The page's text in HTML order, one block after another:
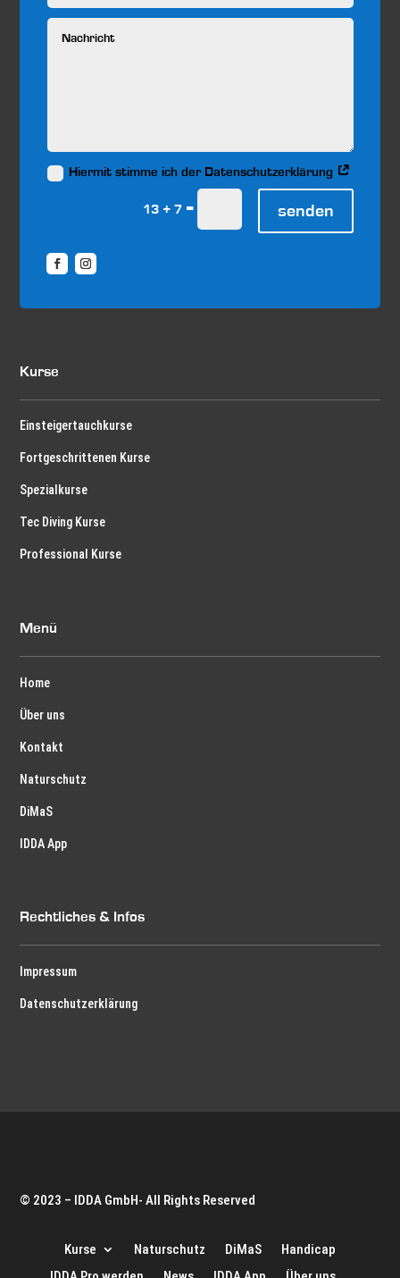
Hiermit stimme ich der Datenschutzerklärung
13 + 7= senden
Kurse
Einsteigertauchkurse
Fortgeschrittenen Kurse
Spezialkurse
Tec Diving Kurse
Professional Kurse
Menü
Home
Über uns
Kontakt
Naturschutz
DiMaS
IDDA App
Rechtliches & Infos
Impressum
Datenschutzerklärung
© 2023 – IDDA GmbH- All Rights Reserved
Kurse Naturschutz DiMaS
Handicap